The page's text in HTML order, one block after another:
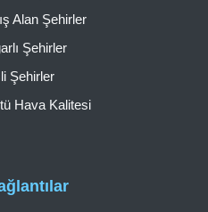
Alan Şehirler
Şehirler
Şehirler
Hava Kalitesi